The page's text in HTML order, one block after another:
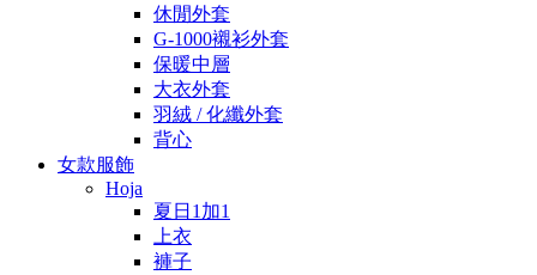
休閒外套
G-1000襯衫外套
保暖中層
大衣外套
羽絨 / 化纖外套
背心
女款服飾
Hoja
夏日1加1
上衣
褲子